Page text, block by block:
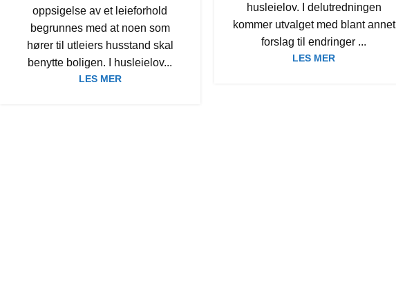
oppsigelse av et leieforhold
begrunnes med at noen som
hører til utleiers husstand skal
benytte boligen. I husleielov...
LES MER
husleielov. I delutredningen
kommer utvalget med blant annet
forslag til endringer ...
LES MER